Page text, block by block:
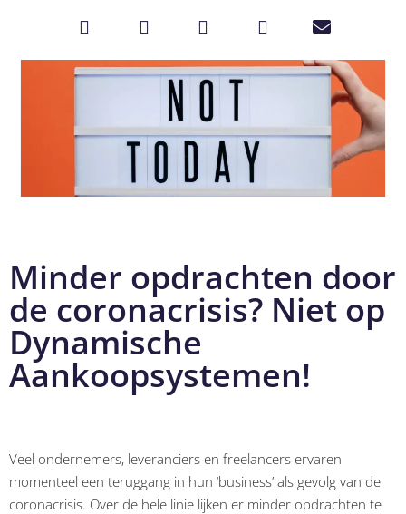
Minder opdrachten door
de coronacrisis? Niet op
Dynamische
Aankoopsystemen!
Veel ondernemers, leveranciers en freelancers ervaren
momenteel een teruggang in hun ‘business’ als gevolg van de
coronacrisis. Over de hele linie lijken er minder opdrachten te